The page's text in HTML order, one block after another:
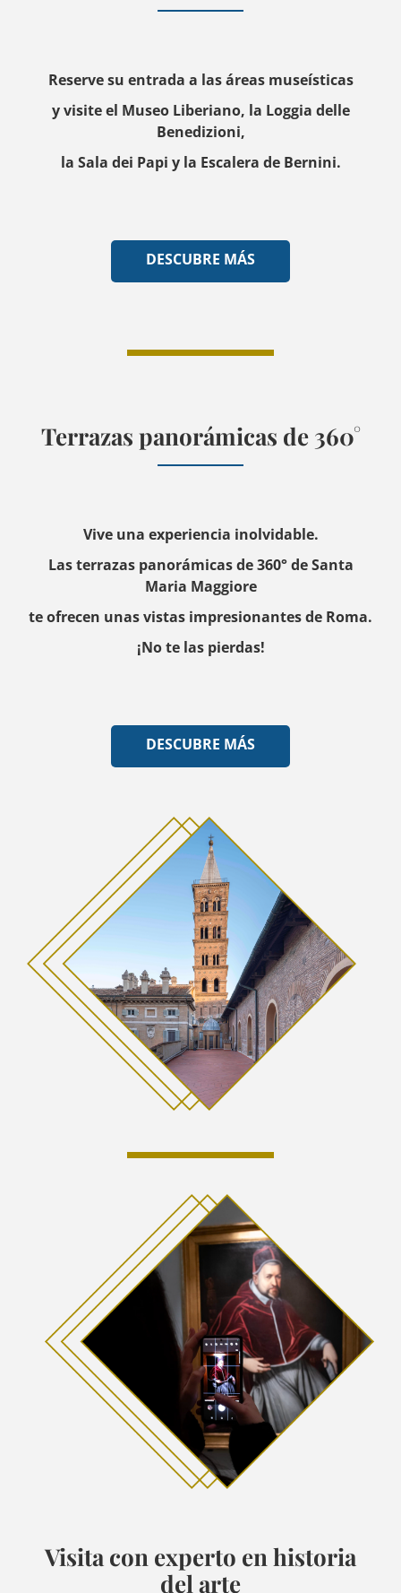
Reserve su entrada a las áreas museísticas
y visite el Museo Liberiano, la Loggia delle
Benedizioni,
la Sala dei Papi y la Escalera de Bernini.
DESCUBRE MÁS
Terrazas panorámicas de 360°
Vive una experiencia inolvidable.
Las terrazas panorámicas de 360° de Santa
Maria Maggiore
te ofrecen unas vistas impresionantes de Roma.
¡No te las pierdas!
DESCUBRE MÁS
Visita con experto en historia
del arte